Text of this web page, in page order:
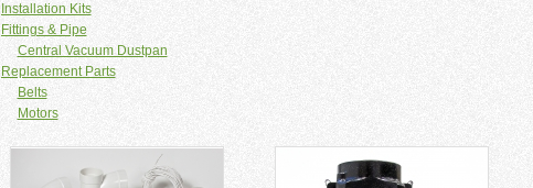
Installation Kits
Fittings & Pipe
Central Vacuum Dustpan
Replacement Parts
Belts
Motors